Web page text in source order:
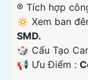
®️ Tích hợp
🔅 Xem ban
SMD.
🎲 Cấu Tạo
️📢 Ưu Điểm :